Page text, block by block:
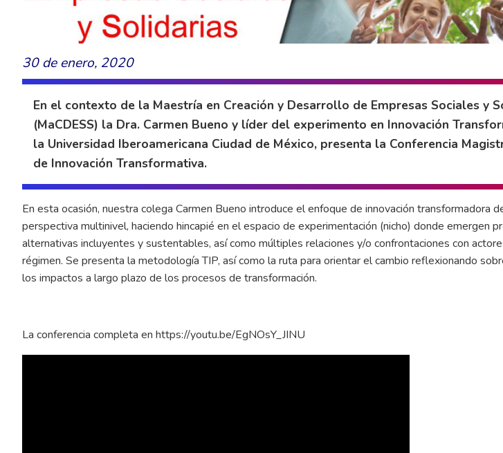
30 de enero, 2020
En el contexto de la Maestría en Creación y Desarrollo de Empresas Sociales y
(MaCDESS) la Dra. Carmen Bueno y líder del experimento en Innovación
la Universidad Iberoamericana Ciudad de México, presenta la Conferencia
de Innovación Transformativa.
En esta ocasión, nuestra colega Carmen Bueno introduce el enfoque de innovación transformadora
perspectiva multinivel, haciendo hincapié en el espacio de experimentación (nicho) donde emergen
alternativas incluyentes y sustentables, así como múltiples relaciones y/o confrontaciones con
régimen. Se presenta la metodología TIP, así como la ruta para orientar el cambio reflexionando
los impactos a largo plazo de los procesos de transformación.
La conferencia completa en https://youtu.be/EgNOsY_JINU